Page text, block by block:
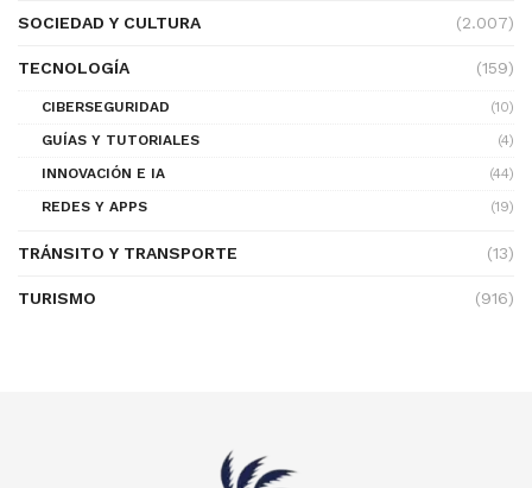
SOCIEDAD Y CULTURA (2.007)
TECNOLOGÍA (159)
CIBERSEGURIDAD
(10)
GUÍAS Y TUTORIALES
(4)
INNOVACIÓN E IA
(44)
REDES Y APPS
(19)
TRÁNSITO Y TRANSPORTE (13)
TURISMO (916)